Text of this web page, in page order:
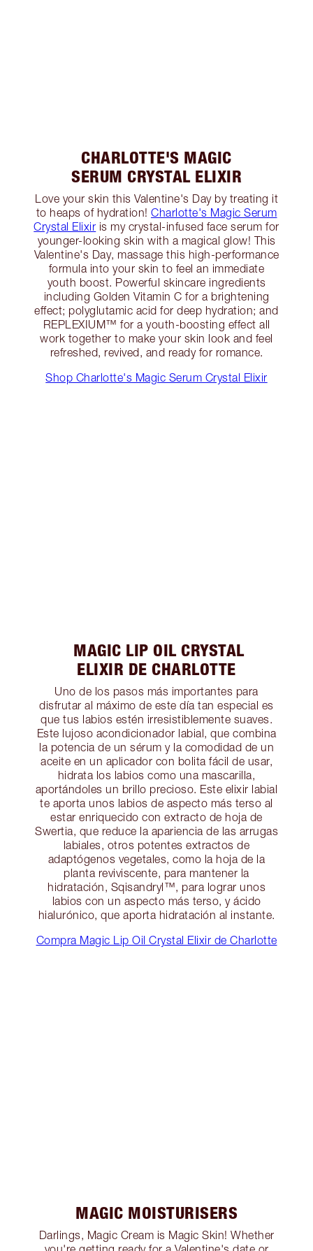
CHARLOTTE'S MAGIC
SERUM CRYSTAL ELIXIR
Love your skin this Valentine's Day by treating it
to heaps of hydration! Charlotte's Magic Serum
Crystal Elixir is my crystal-infused face serum for
younger-looking skin with a magical glow! This
Valentine's Day, massage this high-performance
formula into your skin to feel an immediate
youth boost. Powerful skincare ingredients
including Golden Vitamin C for a brightening
effect; polyglutamic acid for deep hydration; and
REPLEXIUM™ for a youth-boosting effect all
work together to make your skin look and feel
refreshed, revived, and ready for romance.
Shop Charlotte's Magic Serum Crystal Elixir
MAGIC LIP OIL CRYSTAL
ELIXIR DE CHARLOTTE
Uno de los pasos más importantes para
disfrutar al máximo de este día tan especial es
que tus labios estén irresistiblemente suaves.
Este lujoso acondicionador labial, que combina
la potencia de un sérum y la comodidad de un
aceite en un aplicador con bolita fácil de usar,
hidrata los labios como una mascarilla,
aportándoles un brillo precioso. Este elixir labial
te aporta unos labios de aspecto más terso al
estar enriquecido con extracto de hoja de
Swertia, que reduce la apariencia de las arrugas
labiales, otros potentes extractos de
adaptógenos vegetales, como la hoja de la
planta reviviscente, para mantener la
hidratación, Sqisandryl™, para lograr unos
labios con un aspecto más terso, y ácido
hialurónico, que aporta hidratación al instante.
Compra Magic Lip Oil Crystal Elixir de Charlotte
MAGIC MOISTURISERS
Darlings, Magic Cream is Magic Skin! Whether